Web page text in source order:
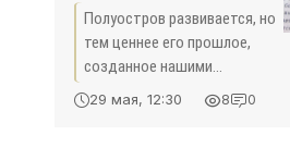
«История»
Полуостров развивается, но
тем ценнее его прошлое,
созданное нашими
старшими поколениями;
предприятия, что служат
29 мая, 12:30 8 0